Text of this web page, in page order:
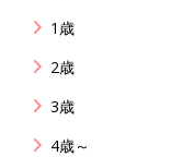
1歳
2歳
3歳
4歳～